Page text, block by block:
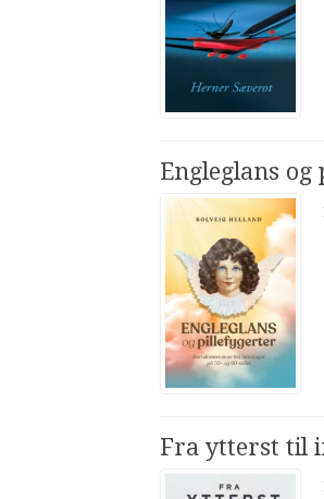
Engleglans og
Fra ytterst til